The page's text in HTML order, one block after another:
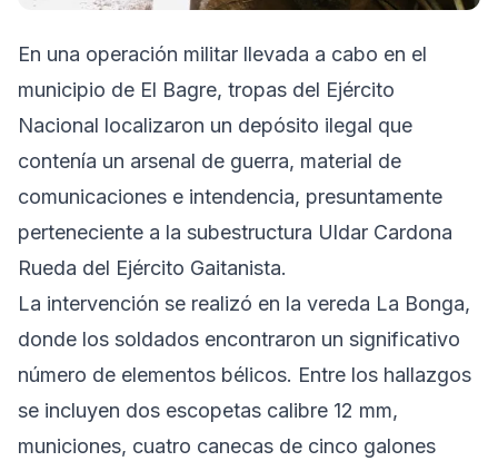
En una operación militar llevada a cabo en el
municipio de El Bagre, tropas del Ejército
Nacional localizaron un depósito ilegal que
contenía un arsenal de guerra, material de
comunicaciones e intendencia, presuntamente
perteneciente a la subestructura Uldar Cardona
Rueda del Ejército Gaitanista.
La intervención se realizó en la vereda La Bonga,
donde los soldados encontraron un significativo
número de elementos bélicos. Entre los hallazgos
se incluyen dos escopetas calibre 12 mm,
municiones, cuatro canecas de cinco galones